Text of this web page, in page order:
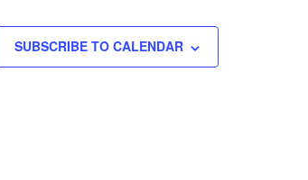
SUBSCRIBE TO CALENDAR